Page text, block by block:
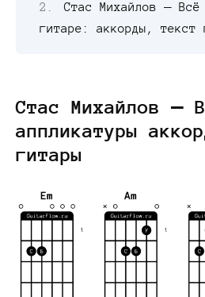
Стас Михайлов —
гитаре: аккорды, текст
Стас Михайлов —
аппликатуры
гитары